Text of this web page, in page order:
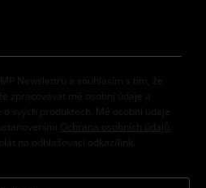
Newslettru a souhlasím s tím, že
zpracovávat mé osobní údaje a
svých produktech. Mé osobní údaje
Ochrana osobních údajů
na odhlašovací odkaz/link.